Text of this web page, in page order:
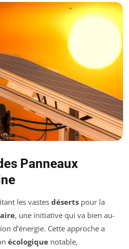
Panneaux
les vastes déserts pour la
, une initiative qui va bien au-
d’énergie. Cette approche a
écologique notable,